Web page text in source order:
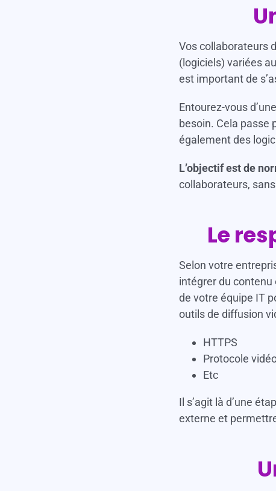
Vos collaborateurs
(logiciels) variées
est important de
Entourez-vous
besoin. Cela passe
également des
L’objectif est de
collaborateurs,
Le
Selon votre
intégrer du contenu
de votre équipe IT
outils de diffusion
HTTPS
Protocole
Etc
Il s’agit là d’une
externe et